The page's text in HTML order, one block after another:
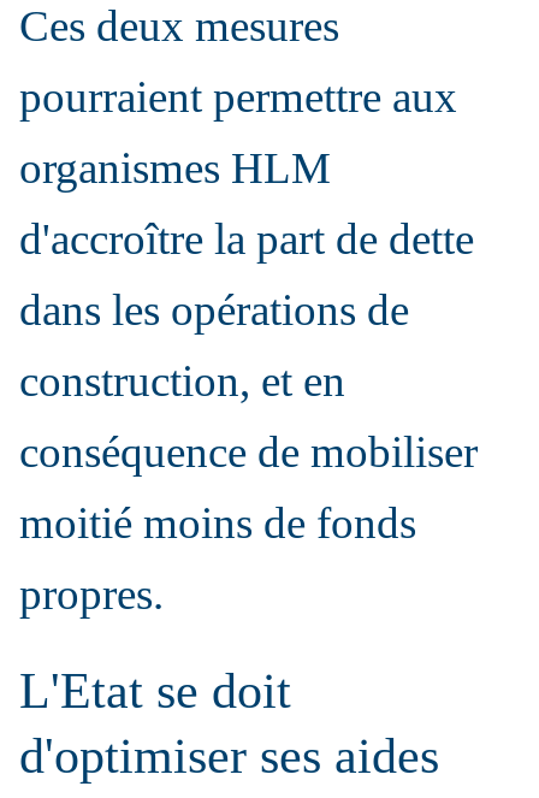
Ces deux mesures
pourraient permettre aux
organismes HLM
d'accroître la part de dette
dans les opérations de
construction, et en
conséquence de mobiliser
moitié moins de fonds
propres.
L'Etat se doit
d'optimiser ses aides